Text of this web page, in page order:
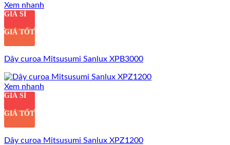
Xem nhanh
GIÁ SỈ
GIÁ TỐT
Dây curoa Mitsusumi Sanlux XPB3000
Xem nhanh
GIÁ SỈ
GIÁ TỐT
Dây curoa Mitsusumi Sanlux XPZ1200